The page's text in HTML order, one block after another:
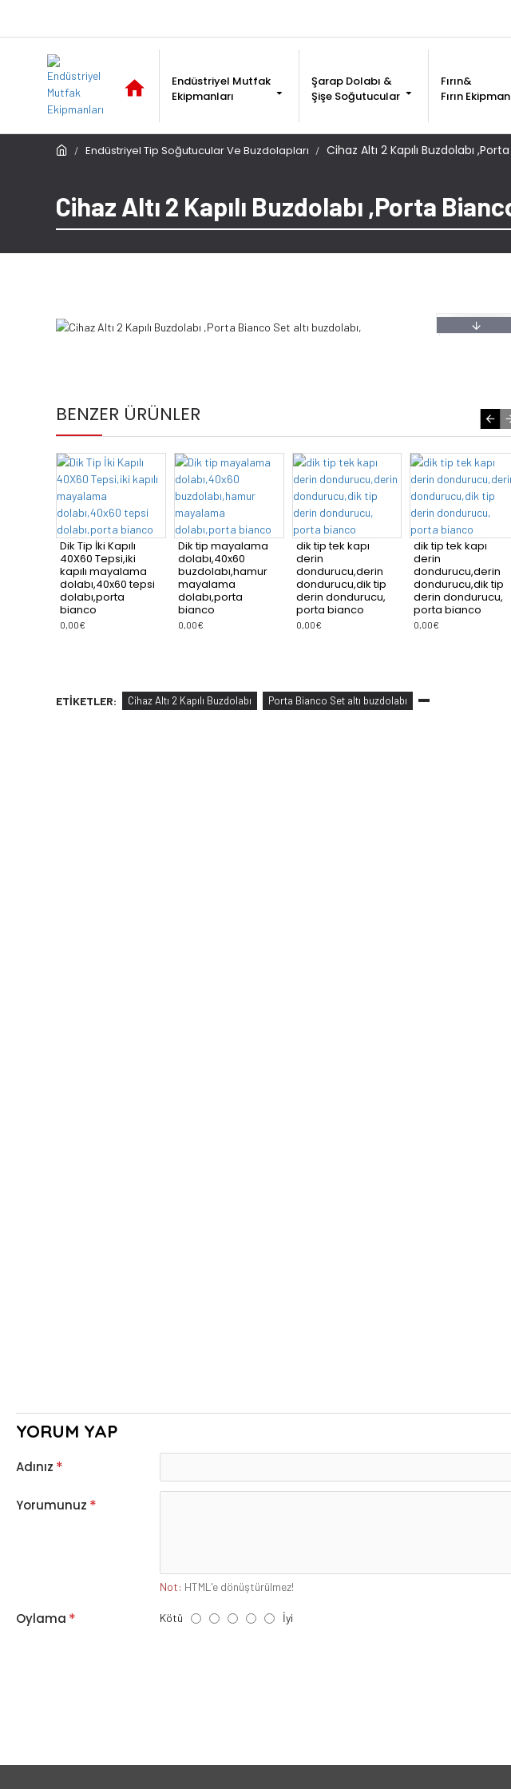
Endüstriyel Mutfak
Ekipmanları
Şarap Dolabı &
Şişe Soğutucular
Fırın&
Fırın
Endüstriyel Tip Soğutucular Ve Buzdolapları Cihaz Altı 2 Kapılı Buzdolabı
Cihaz Altı 2 Kapılı Buzdolabı ,Porta
BENZER ÜRÜNLER
2 kapılı mix
soğutma
Dik Tip İki Kapılı
40X60 Tepsi,iki
kapılı mayalama
dolabı,40x60 tepsi
dolabı,porta
bianco
Dik tip mayalama
dolabı,40x60
buzdolabı,hamur
mayalama
dolabı,porta
bianco
dik tip tek kapı
dondurucu,derin
dondurucu,dik tip
derin dondurucu,
porta bianco
dik tip tek
derin
porta bianco
ETIKETLER: Cihaz Altı 2 Kapılı Buzdolabı Porta Bianco Set altı buzdolabı
YORUM YAP
Adınız
Yorumunuz
Not: HTML'e dönüştürülmez!
Oylama Kötü İyi